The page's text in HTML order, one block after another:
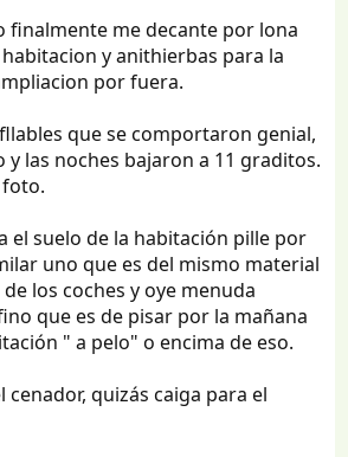
finalmente me decante por lona
y anithierbas para la
por fuera.
que se comportaron genial,
y las noches bajaron a 11 graditos.
el suelo de la habitación pille por
uno que es del mismo material
los coches y oye menuda
que es de pisar por la mañana
" a pelo" o encima de eso.
cenador, quizás caiga para el